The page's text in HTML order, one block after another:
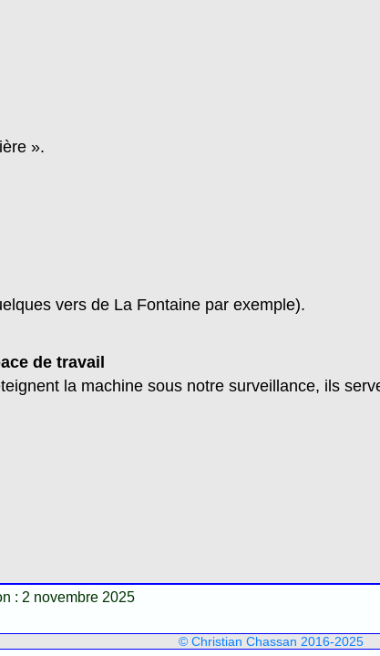
».
vers de La Fontaine par exemple).
de travail
la machine sous notre surveillance, ils
: 2 novembre 2025
© Christian Chassan 2016-2025